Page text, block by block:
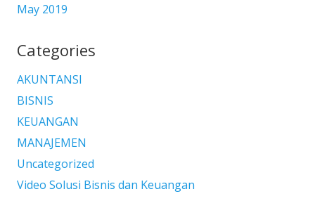
May 2019
Categories
AKUNTANSI
BISNIS
KEUANGAN
MANAJEMEN
Uncategorized
Video Solusi Bisnis dan Keuangan